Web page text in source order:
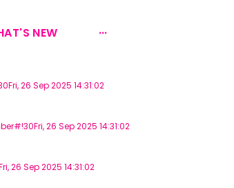
NEW ···
26 Sep 2025 14:31:02
26 Sep 2025 14:31:02
26 Sep 2025 14:31:02